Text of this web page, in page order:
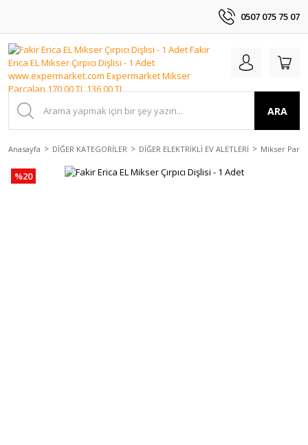
0507 075 75 07
ARA
Anasayfa DİĞER KATEGORİLER DİĞER ELEKTRİKLİ EV ALETLERİ Mikser
%20